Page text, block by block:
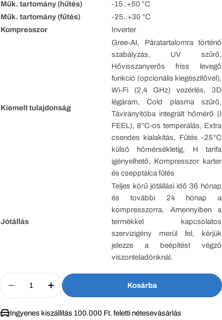
Műk. tartomány (hűtés)
-15..+50 °C
Műk. tartomány (fűtés)
-25..+30 °C
Kompresszor
Inverter
Kiemelt tulajdonság
Gree-AI, Páratartalomra történő
szabályzás, UV szűrő,
Hővisszanyerős friss levegő
funkció (opcionális kiegészítővel),
Wi-Fi (2,4 GHz) vezérlés, 3D
légáram, Cold plasma szűrő,
Távirányítóba integrált hőmérő (I
FEEL), 8°C-os temperálás, Extra
csendes kialakítás, Fűtés -25°C
külső hőmérsékletig, H tarifa
igényelhető, Kompresszor karter
és csepptálca fűtés
Jótállás
Teljes körű jótállási idő 36 hónap
és további 24 hónap a
kompresszorra. Amennyiben a
termékkel kapcsolatos
szervizigény merül fel, kérjük
jelezze a beépítést végző
viszonteladónknál.
Mennyiség
Mennyiség Csökkentése Ehhez: Gree Airy
Növelje Gree Airy Inverter 5.3 KW
Kosárba
Ingyenes kiszállítás 100.000 Ft. feletti nétesevásárlás